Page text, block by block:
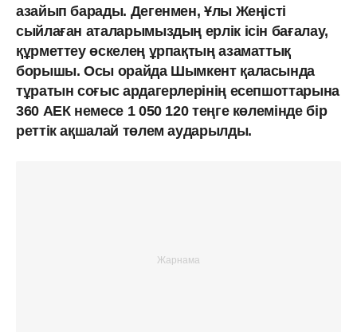
азайып барады. Дегенмен, Ұлы Жеңісті
сыйлаған аталарымыздың ерлік ісін бағалау,
құрметтеу өскелең ұрпақтың азаматтық
борышы. Осы орайда Шымкент қаласында
тұратын соғыс ардагерлерінің есепшоттарына
360 АЕК немесе 1 050 120 теңге көлемінде бір
реттік ақшалай төлем аударылды.